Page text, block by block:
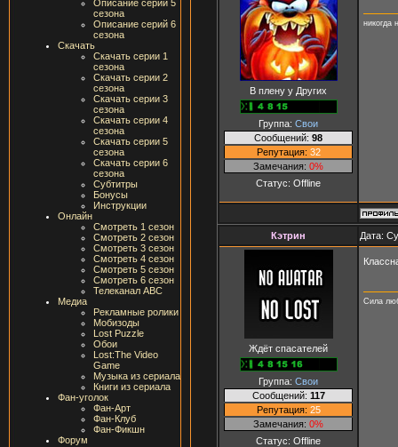
Описание серий 5
сезона
Описание серий 6
сезона
Скачать
Скачать серии 1
сезона
Скачать серии 2
сезона
Скачать серии 3
сезона
Скачать серии 4
сезона
Скачать серии 5
сезона
Скачать серии 6
сезона
Субтитры
Бонусы
Инструкции
Онлайн
Смотреть 1 сезон
Смотреть 2 сезон
Смотреть 3 сезон
Смотреть 4 сезон
Смотреть 5 сезон
Смотреть 6 сезон
Телеканал ABC
Медиа
Рекламные ролики
Мобизоды
Lost Puzzle
Обои
Lost:The Video
Game
Музыка из сериала
Книги из сериала
Фан-уголок
Фан-Арт
Фан-Клуб
Фан-Фикшн
Форум
В плену у Других
Группа: Свои
Сообщений: 98
Репутация: 32
Замечания: 0%
Статус: Offline
никогда
Кэтpин Дата:
Ждёт спасателей
Группа: Свои
Сообщений: 117
Репутация: 25
Замечания: 0%
Статус: Offline
Сила